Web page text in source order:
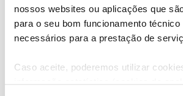
nossos websites ou aplicações que
para o seu bom funcionamento técnico
necessários para a prestação de
Caso aceite, poderemos utilizar